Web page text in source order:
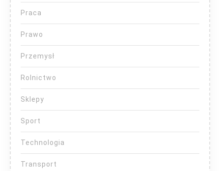
Praca
Prawo
Przemysł
Rolnictwo
Sklepy
Sport
Technologia
Transport